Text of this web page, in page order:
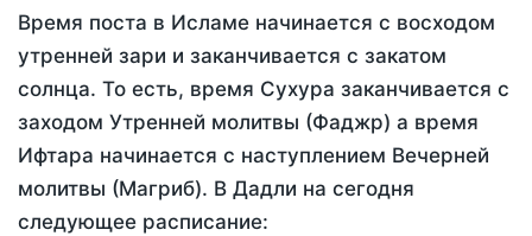
Время поста в Исламе начинается с восходом
утренней зари и заканчивается с закатом
солнца. То есть, время Сухура заканчивается с
заходом Утренней молитвы (Фаджр) а время
Ифтара начинается с наступлением Вечерней
молитвы (Магриб). В Дадли на сегодня
следующее расписание: